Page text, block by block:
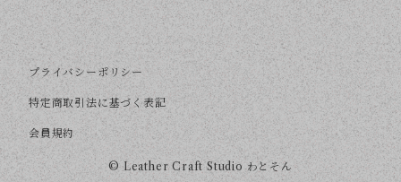
プライバシーポリシー
特定商取引法に基づく表記
会員規約
© Leather Craft Studio わとそん